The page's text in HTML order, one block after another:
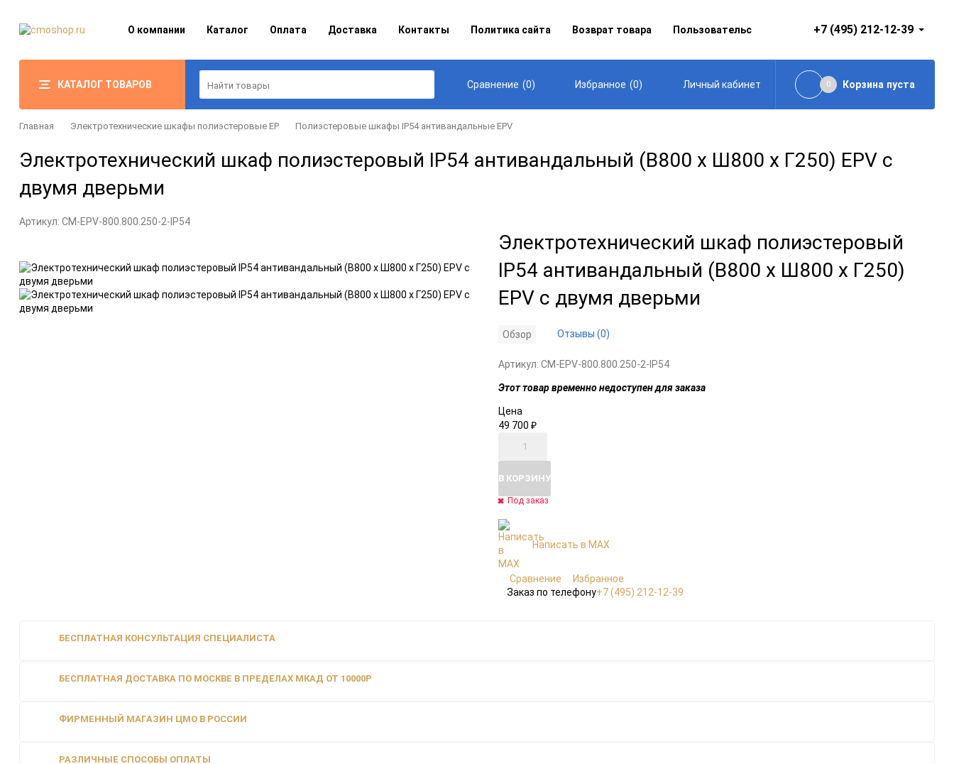
О компании Каталог Оплата Доставка Контакты Политика сайта Возврат товара Пользовательское соглашение+7 (495) 212-12-39
КАТАЛОГ ТОВАРОВ Сравнение (0) Избранное (0) Личный кабинет 0 Корзина пуста
Главная Электротехнические шкафы полиэстеровые EP Полиэстеровые шкафы IP54 антивандальные EPV
Электротехнический шкаф полиэстеровый IP54 антивандальный (В800 x Ш800 x Г250) EPV с
двумя дверьми
Артикул: CM-EPV-800.800.250-2-IP54
Электротехнический шкаф полиэстеровый
IP54 антивандальный (В800 x Ш800 x Г250)
EPV с двумя дверьми
Обзор Отзывы (0)
Артикул: CM-EPV-800.800.250-2-IP54
Этот товар временно недоступен для заказа
Цена
49 700 ₽
В КОРЗИНУ
Под заказ
Написать в MAX
Сравнение
Избранное
Заказ по телефону+7 (495) 212-12-39
БЕСПЛАТНАЯ КОНСУЛЬТАЦИЯ СПЕЦИАЛИСТА
БЕСПЛАТНАЯ ДОСТАВКА ПО МОСКВЕ В ПРЕДЕЛАХ МКАД ОТ 10000Р
ФИРМЕННЫЙ МАГАЗИН ЦМО В РОССИИ
РАЗЛИЧНЫЕ СПОСОБЫ ОПЛАТЫ